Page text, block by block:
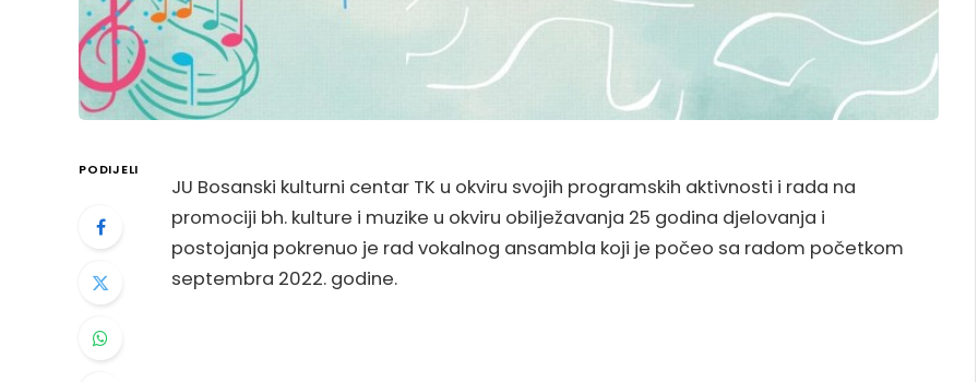
PODIJELI
JU Bosanski kulturni centar TK u okviru svojih programskih aktivnosti i rada na
promociji bh. kulture i muzike u okviru obilježavanja 25 godina djelovanja i
postojanja pokrenuo je rad vokalnog ansambla koji je počeo sa radom početkom
septembra 2022. godine.